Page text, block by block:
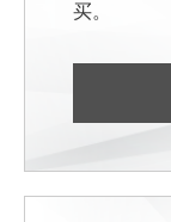
买。